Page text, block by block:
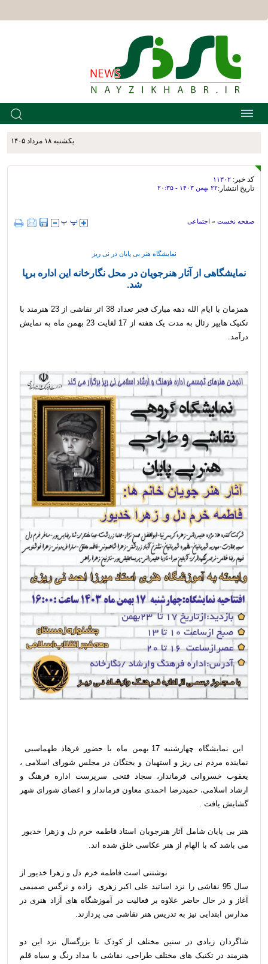
يکشنبه ۱۸ مرداد ۱۴۰۵
کد خبر: ۱۱۳۰۲
تاریخ انتشار:۲۲ بهمن ۱۴۰۳ - ۲۰:۳۵
صفحه نخست » اجتماعی
نمایشگاه هنر بی پایان در نی ریز
نمایشگاهی از آثار هنرجویان در محل نگارخانه این اداره برپا
شد.
همزمان با ایام الله دهه مبارک فجر تعداد 38 اثر نقاشی از 23 هنرمند با
تکنیک هایپر رئال به مدت یک هفته از 17 لغایت 23 بهمن ماه به نمایش
درآمد.
این نمایشگاه چهارشنبه 17 بهمن ماه با حضور فرهاد طهماسبی
نماینده مردم نی ریز و استهبان و بختگان در مجلس شورای اسلامی ،
یعقوب خسروانی فرماندار، سجاد فتحی سرپرست اداره فرهنگ و
ارشاد اسلامی، حمیدرضا احمدی معاون فرماندار و اعضای شورای شهر
گشایش یافت .
هنر بی پایان شامل آثار هنرجویان استاد فاطمه خرم دل و زهرا خدیور
می باشد که با الهام از هنر عکاسی خلق شده اند.
نوشتنی است فاطمه خرم دل و زهرا خدیور از
سال 95 نقاشی را نزد اساتید علی اکبر زهری زاده و نرگس صمیمی
آغاز و در حال حاضر علاوه بر فعالیت در آموزشگاه های آزاد هنری در
مدارس ابتدایی نیز به تدریس هنر نقاشی می پردازند.
شاگردان زیادی در سنین مختلف از کودک تا بزرگسال نزد این دو
هنرمند در تکنیک های مختلف طراحی، نقاشی با مداد رنگ و سیاه قلم